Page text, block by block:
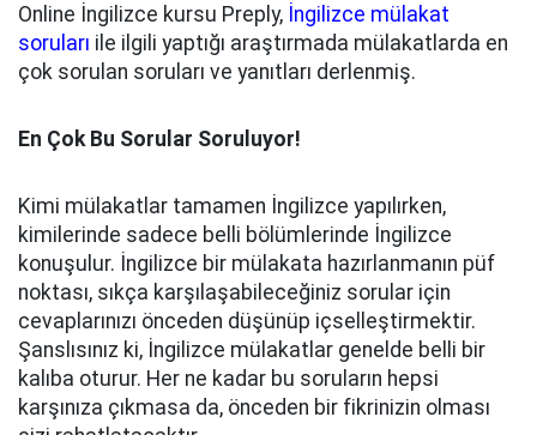
Online İngilizce kursu Preply, İngilizce mülakat
soruları ile ilgili yaptığı araştırmada mülakatlarda en
çok sorulan soruları ve yanıtları derlenmiş.
En Çok Bu Sorular Soruluyor!
Kimi mülakatlar tamamen İngilizce yapılırken,
kimilerinde sadece belli bölümlerinde İngilizce
konuşulur. İngilizce bir mülakata hazırlanmanın püf
noktası, sıkça karşılaşabileceğiniz sorular için
cevaplarınızı önceden düşünüp içselleştirmektir.
Şanslısınız ki, İngilizce mülakatlar genelde belli bir
kalıba oturur. Her ne kadar bu soruların hepsi
karşınıza çıkmasa da, önceden bir fikrinizin olması